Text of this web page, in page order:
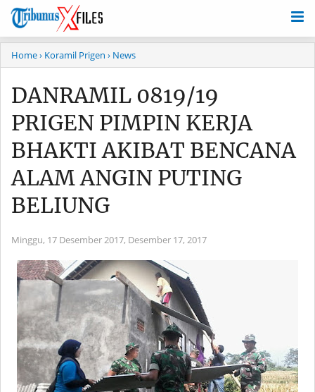
Home› Koramil Prigen › News
DANRAMIL 0819/19
PRIGEN PIMPIN KERJA
BHAKTI AKIBAT BENCANA
ALAM ANGIN PUTING
BELIUNG
Minggu, 17 Desember 2017, Desember 17, 2017